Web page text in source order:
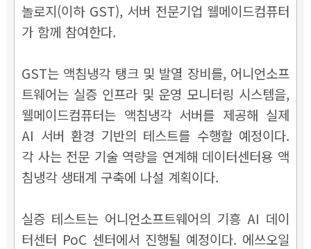
놀로지(이하 GST), 서버 전문기업 웰메이드컴퓨터
가 함께 참여한다.
GST는 액침냉각 탱크 및 발열 장비를, 어니언소프
트웨어는 실증 인프라 및 운영 모니터링 시스템을,
웰메이드컴퓨터는 액침냉각 서버를 제공해 실제
AI 서버 환경 기반의 테스트를 수행할 예정이다.
각 사는 전문 기술 역량을 연계해 데이터센터용 액
침냉각 생태계 구축에 나설 계획이다.
실증 테스트는 어니언소프트웨어의 기흥 AI 데이
터센터 PoC 센터에서 진행될 예정이다. 에쓰오일